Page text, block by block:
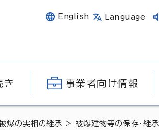
English Language
き 事業者向け情報
爆の実相の継承 >被爆建物等の保存・継承